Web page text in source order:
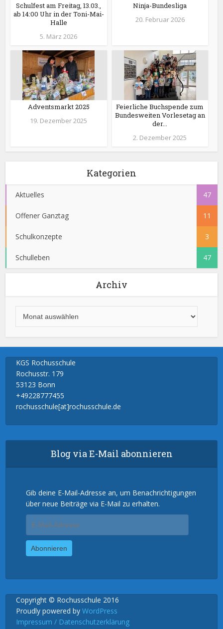
Schulfest am Freitag, 13.03.,
ab 14:00 Uhr in der Toni-Mai-
Halle
5. März 2026
Ninja-Bundesliga
20. Februar 2026
Adventsmarkt 2025
19. Dezember 2025
Feierliche Buchspende zum
Bundesweiten Vorlesetag an
der...
2. Dezember 2025
Kategorien
Aktuelles 47
Offener Ganztag 11
Schulkonzepte 3
Schulleben 47
Archiv
KGS Rochusschule
Rochusstr. 179
53123 Bonn
+49228777455
rochusschule[at]rochusschule.de
Blog via E-Mail abonnieren
Gib deine E-Mail-Adresse an, um Benachrichtigungen
über neue Beiträge via E-Mail zu erhalten.
Mail-
Adresse
Abonnieren
Copyright © Rochusschule 2016
Proudly powered byWordPress
Impressum / Datenschutzerklärung